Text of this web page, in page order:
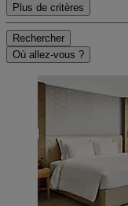
Plus de critères
Rechercher
Où allez-vous ?